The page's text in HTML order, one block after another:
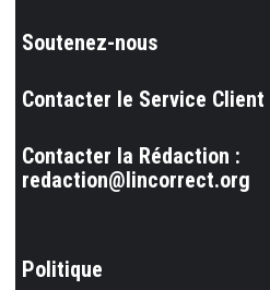
Soutenez-nous
Contacter le Service Client
Contacter la Rédaction :
redaction@lincorrect.org
Politique